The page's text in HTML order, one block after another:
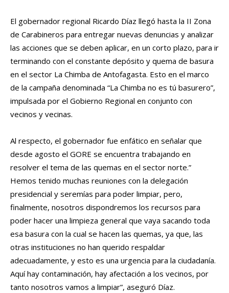
El gobernador regional Ricardo Díaz llegó hasta la II Zona
de Carabineros para entregar nuevas denuncias y analizar
las acciones que se deben aplicar, en un corto plazo, para ir
terminando con el constante depósito y quema de basura
en el sector La Chimba de Antofagasta. Esto en el marco
de la campaña denominada “La Chimba no es tú basurero”,
impulsada por el Gobierno Regional en conjunto con
vecinos y vecinas.
Al respecto, el gobernador fue enfático en señalar que
desde agosto el GORE se encuentra trabajando en
resolver el tema de las quemas en el sector norte.”
Hemos tenido muchas reuniones con la delegación
presidencial y seremías para poder limpiar, pero,
finalmente, nosotros dispondremos los recursos para
poder hacer una limpieza general que vaya sacando toda
esa basura con la cual se hacen las quemas, ya que, las
otras instituciones no han querido respaldar
adecuadamente, y esto es una urgencia para la ciudadanía.
Aquí hay contaminación, hay afectación a los vecinos, por
tanto nosotros vamos a limpiar”, aseguró Díaz.